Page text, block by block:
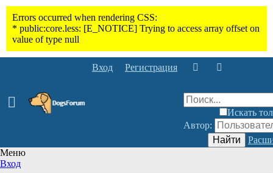
Вход Регистрация
Искать
Автор:
Найти
Меню
Вход